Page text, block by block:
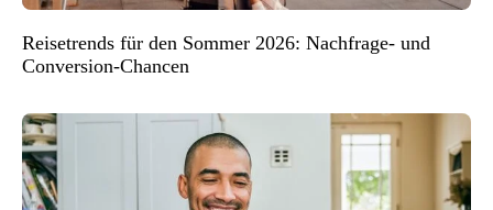
Reisetrends für den Sommer 2026: Nachfrage- und
Conversion-Chancen